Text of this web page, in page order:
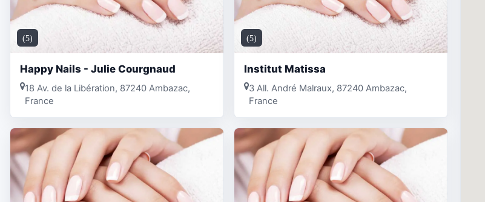
(5)
Happy Nails - Julie Courgnaud
18 Av. de la Libération, 87240 Ambazac,
France
(5)
Institut Matissa
3 All. André Malraux, 87240 Ambazac,
France